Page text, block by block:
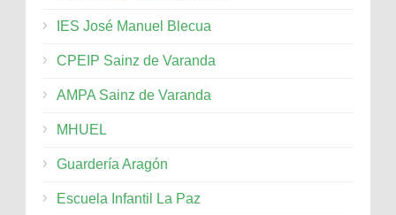
IES José Manuel Blecua
CPEIP Sainz de Varanda
AMPA Sainz de Varanda
MHUEL
Guardería Aragón
Escuela Infantil La Paz